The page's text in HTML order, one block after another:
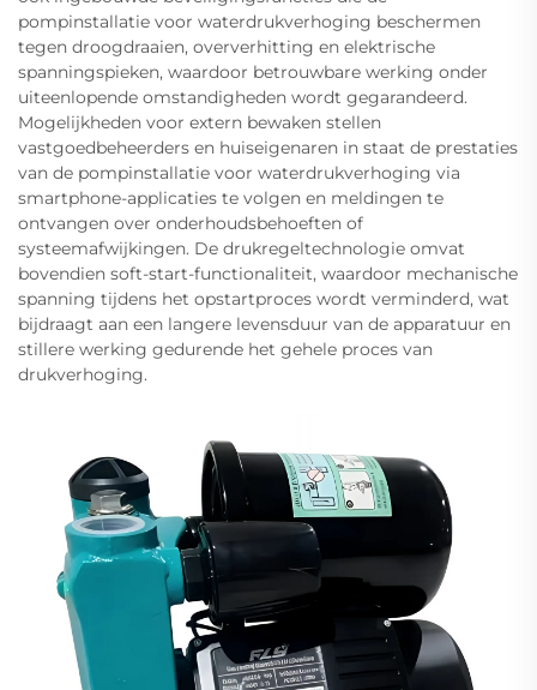
pompinstallatie voor waterdrukverhoging beschermen
tegen droogdraaien, oververhitting en elektrische
spanningspieken, waardoor betrouwbare werking onder
uiteenlopende omstandigheden wordt gegarandeerd.
Mogelijkheden voor extern bewaken stellen
vastgoedbeheerders en huiseigenaren in staat de prestaties
van de pompinstallatie voor waterdrukverhoging via
smartphone-applicaties te volgen en meldingen te
ontvangen over onderhoudsbehoeften of
systeemafwijkingen. De drukregeltechnologie omvat
bovendien soft-start-functionaliteit, waardoor mechanische
spanning tijdens het opstartproces wordt verminderd, wat
bijdraagt aan een langere levensduur van de apparatuur en
stillere werking gedurende het gehele proces van
drukverhoging.